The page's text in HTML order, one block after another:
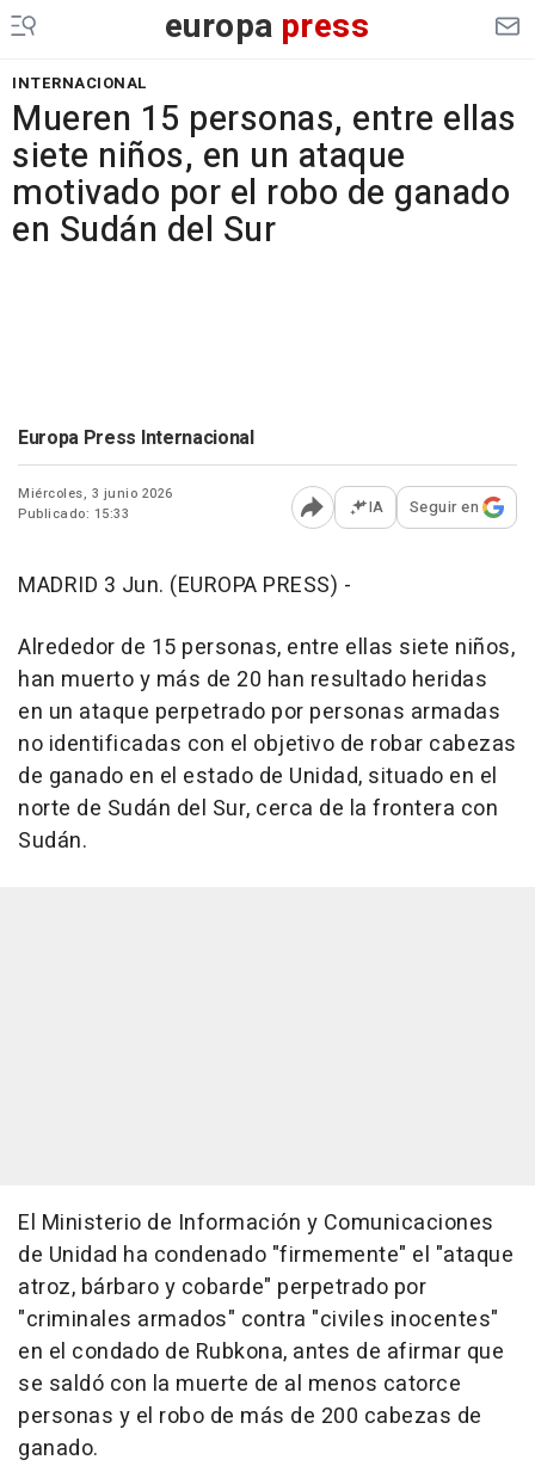
europa press
INTERNACIONAL
Mueren 15 personas, entre ellas
siete niños, en un ataque
motivado por el robo de ganado
en Sudán del Sur
Europa Press Internacional
Miércoles, 3 junio 2026
Publicado: 15:33
Abrir opciones para
IA Seguir en
MADRID 3 Jun. (EUROPA PRESS) -
Alrededor de 15 personas, entre ellas siete niños,
han muerto y más de 20 han resultado heridas
en un ataque perpetrado por personas armadas
no identificadas con el objetivo de robar cabezas
de ganado en el estado de Unidad, situado en el
norte de Sudán del Sur, cerca de la frontera con
Sudán.
El Ministerio de Información y Comunicaciones
de Unidad ha condenado "firmemente" el "ataque
atroz, bárbaro y cobarde" perpetrado por
"criminales armados" contra "civiles inocentes"
en el condado de Rubkona, antes de afirmar que
se saldó con la muerte de al menos catorce
personas y el robo de más de 200 cabezas de
ganado.